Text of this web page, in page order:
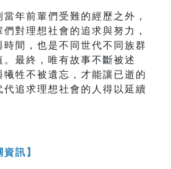
年前輩們受難的經歷之外，
對理想社會的追求與努力，
時間，也是不同世代不同族群
。最終，唯有故事不斷被述
牲不被遺忘，才能讓已逝的
代追求理想社會的人得以延續
訊】